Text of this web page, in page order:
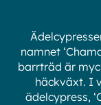
namnet
barrträd är
häckväxt. I
ädelcypress,